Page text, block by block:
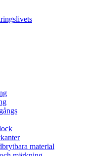
material